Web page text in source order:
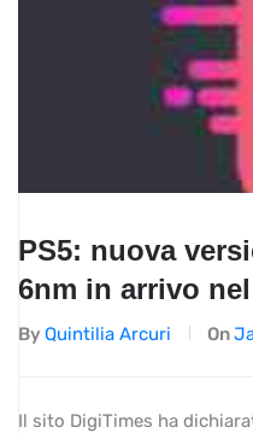
PS5: nuova
6nm in arrivo
By Quintilia Arcuri On
Il sito DigiTimes ha